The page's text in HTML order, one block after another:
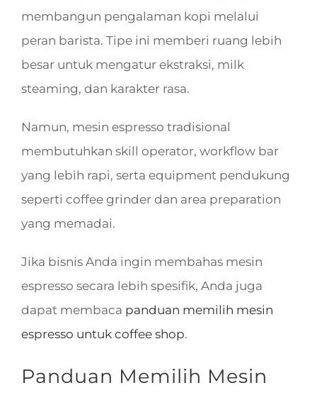
membangun pengalaman kopi melalui
peran barista. Tipe ini memberi ruang lebih
besar untuk mengatur ekstraksi, milk
steaming, dan karakter rasa.
Namun, mesin espresso tradisional
membutuhkan skill operator, workflow bar
yang lebih rapi, serta equipment pendukung
seperti coffee grinder dan area preparation
yang memadai.
Jika bisnis Anda ingin membahas mesin
espresso secara lebih spesifik, Anda juga
dapat membaca panduan memilih mesin
espresso untuk coffee shop.
Panduan Memilih Mesin